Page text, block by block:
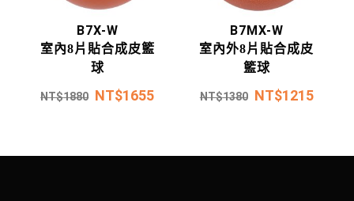
B7X-W
室內8片貼合成皮籃
球
NT$1880 NT$1655
B7MX-W
室內外8片貼合成皮
籃球
NT$1380 NT$1215